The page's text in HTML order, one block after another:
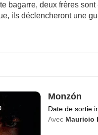
bagarre, deux frères
ils déclencheront une
Monzón
Date de sortie
Avec Mauricio